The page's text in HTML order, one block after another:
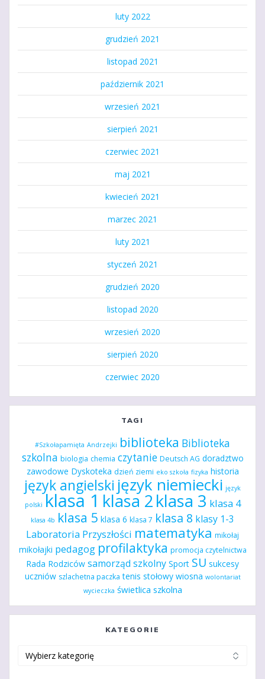
luty 2022
grudzień 2021
listopad 2021
październik 2021
wrzesień 2021
sierpień 2021
czerwiec 2021
maj 2021
kwiecień 2021
marzec 2021
luty 2021
styczeń 2021
grudzień 2020
listopad 2020
wrzesień 2020
sierpień 2020
czerwiec 2020
TAGI
#Szkołapamięta Andrzejki biblioteka Biblioteka
szkolna biologia chemia czytanie Deutsch AG doradztwo
zawodowe Dyskoteka dzień ziemi eko szkoła fizyka historia
język angielski język niemiecki język
polski klasa 1 klasa 2klasa 3 klasa 4
klasa 4b klasa 5 klasa 6 klasa 7 klasa 8 klasy 1-3
Laboratoria Przyszłości matematyka mikołaj
mikołajki pedagog profilaktyka promocja czytelnictwa
Rada Rodziców samorząd szkolny Sport SU sukcesy
uczniów szlachetna paczka tenis stołowy wiosna wolontariat
wycieczka świetlica szkolna
KATEGORIE